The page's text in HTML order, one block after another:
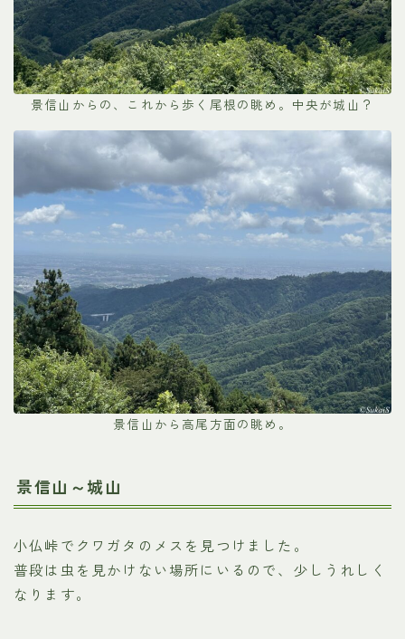
景信山からの、これから歩く尾根の眺め。中央が城山？
景信山から高尾方面の眺め。
景信山～城山
小仏峠でクワガタのメスを見つけました。
普段は虫を見かけない場所にいるので、少しうれしく
なります。